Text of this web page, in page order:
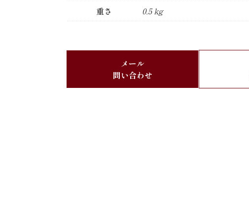
重さ 0.5 kg
メール
問い合わせ